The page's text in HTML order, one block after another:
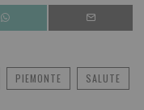
PIEMONTE
SALUTE